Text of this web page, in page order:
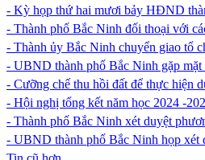
- Kỳ họp thứ hai mươi bảy HĐND
- Thành phố Bắc Ninh đối thoại với
- Thành ủy Bắc Ninh chuyển giao tổ
- UBND thành phố Bắc Ninh gặp
- Cưỡng chế thu hồi đất để thực hiện
- Hội nghị tổng kết năm học 2024 -
- Thành phố Bắc Ninh xét duyệt
- UBND thành phố Bắc Ninh họp xét